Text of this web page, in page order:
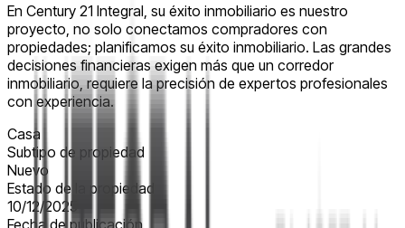
En Century 21 Integral, su éxito inmobiliario es nuestro
proyecto, no solo conectamos compradores con
propiedades; planificamos su éxito inmobiliario. Las grandes
decisiones financieras exigen más que un corredor
inmobiliario, requiere la precisión de expertos profesionales
con experiencia.
Casa
Subtipo de propiedad
Nuevo
Estado de la propiedad
10/12/2025
Fecha de publicación